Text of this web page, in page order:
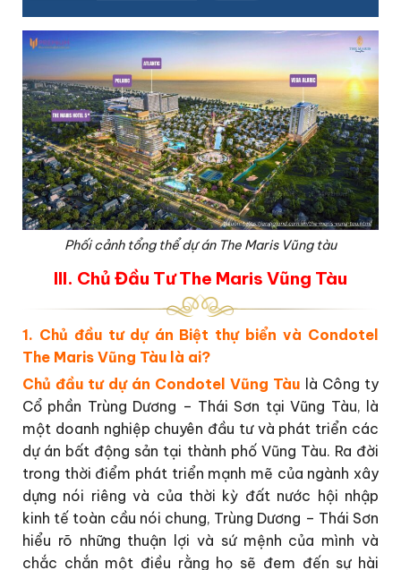
Phối cảnh tổng thể dự án The Maris Vũng tàu
III. Chủ Đầu Tư The Maris Vũng Tàu
1. Chủ đầu tư dự án Biệt thự biển và Condotel
The Maris Vũng Tàu là ai?
Chủ đầu tư dự án Condotel Vũng Tàu là Công ty
Cổ phần Trùng Dương – Thái Sơn tại Vũng Tàu, là
một doanh nghiệp chuyên đầu tư và phát triển các
dự án bất động sản tại thành phố Vũng Tàu. Ra đời
trong thời điểm phát triển mạnh mẽ của ngành xây
dựng nói riêng và của thời kỳ đất nước hội nhập
kinh tế toàn cầu nói chung, Trùng Dương – Thái Sơn
hiểu rõ những thuận lợi và sứ mệnh của mình và
chắc chắn một điều rằng họ sẽ đem đến sự hài